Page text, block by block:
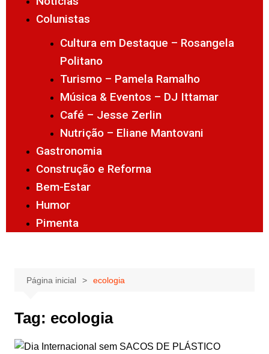
Colunistas
Cultura em Destaque – Rosangela
Politano
Turismo – Pamela Ramalho
Música & Eventos – DJ Ittamar
Café – Jesse Zerlin
Nutrição – Eliane Mantovani
Gastronomia
Construção e Reforma
Bem-Estar
Humor
Pimenta
Página inicial ecologia
Tag: ecologia